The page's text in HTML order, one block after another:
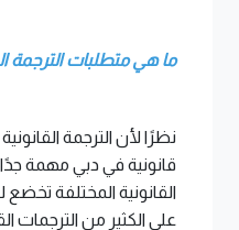
ما هي متطلبات الترجمة
نظرًا لأن الترجمة
قانونية في دبي مهمة
القانونية المختلفة
على الكثير من الترجمات